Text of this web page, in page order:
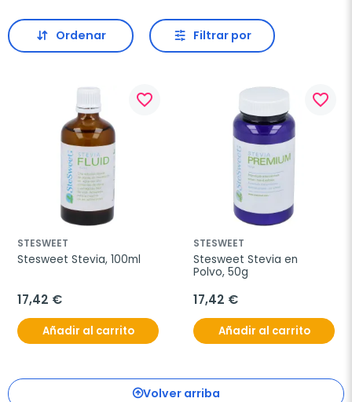
Ordenar Filtrar por
favorite_border
STESWEET
Stesweet Stevia, 100ml
17,42 €
Añadir al carrito
favorite_border
STESWEET
Stesweet Stevia en
Polvo, 50g
17,42 €
Añadir al carrito
Volver arriba